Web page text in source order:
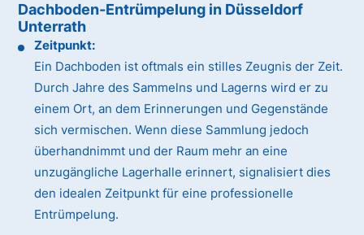
Dachboden-Entrümpelung in Düsseldorf
Unterrath
Zeitpunkt:
Ein Dachboden ist oftmals ein stilles Zeugnis der Zeit.
Durch Jahre des Sammelns und Lagerns wird er zu
einem Ort, an dem Erinnerungen und Gegenstände
sich vermischen. Wenn diese Sammlung jedoch
überhandnimmt und der Raum mehr an eine
unzugängliche Lagerhalle erinnert, signalisiert dies
den idealen Zeitpunkt für eine professionelle
Entrümpelung.